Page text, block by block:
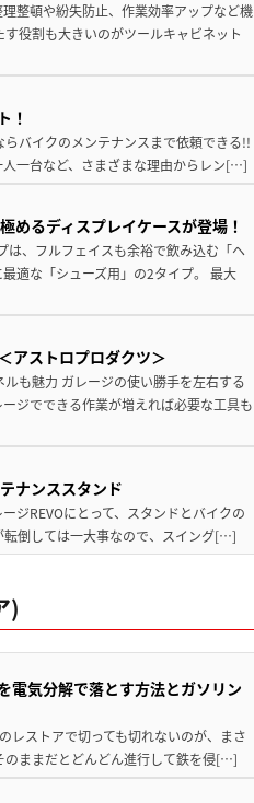
整頓や紛失防止、作業効率アップなど機
役割も大きいのがツールキャビネット
！
バイクのメンテナンスまで依頼できる!!
一台など、さまざまな理由からレン[…]
めるディスプレイケースが登場！
は、フルフェイスも余裕で飲み込む「ヘ
適な「シューズ用」の2タイプ。 最大
アストロプロダクツ＞
も魅力 ガレージの使い勝手を左右する
ジでできる作業が増えれば必要な工具も
ナンススタンド
ジREVOにとって、スタンドとバイクの
転倒しては一大事なので、スイング[…]
)
電気分解で落とす方法とガソリン
レストアで切っても切れないのが、まさ
のままだとどんどん進行して鉄を侵[…]